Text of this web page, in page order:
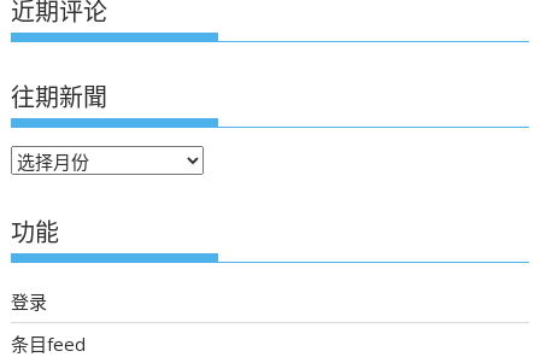
近期评论
往期新聞
往
新
聞
功能
登录
条目feed